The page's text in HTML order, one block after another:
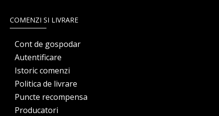
COMENZI SI LIVRARE
Cont de gospodar
Autentificare
Istoric comenzi
Politica de livrare
Puncte recompensa
Producatori